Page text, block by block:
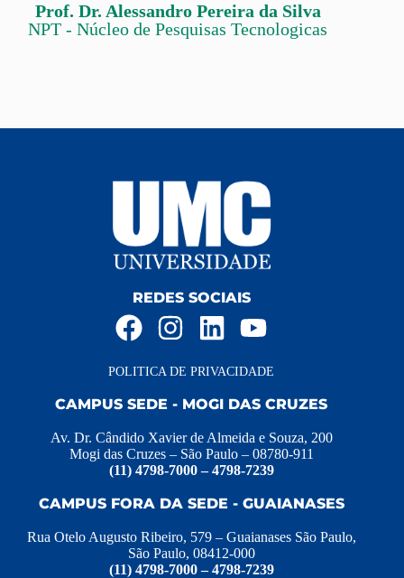
Prof. Dr. Alessandro Pereira da Silva
NPT - Núcleo de Pesquisas Tecnologicas
REDES SOCIAIS
POLITICA DE PRIVACIDADE
CAMPUS SEDE - MOGI DAS CRUZES
Av. Dr. Cândido Xavier de Almeida e Souza, 200
Mogi das Cruzes – São Paulo – 08780-911
(11) 4798-7000 – 4798-7239
CAMPUS FORA DA SEDE - GUAIANASES
Rua Otelo Augusto Ribeiro, 579 – Guaianases São Paulo,
São Paulo, 08412-000
(11) 4798-7000 – 4798-7239